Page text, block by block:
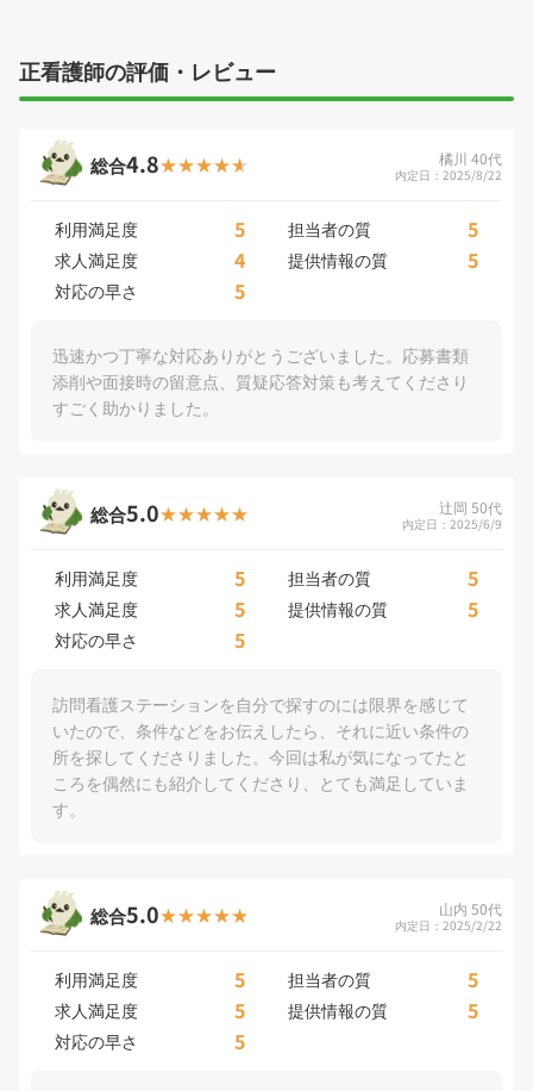
正看護師の評価・レビュー
総合4.8 橘川 40代
内定日：2025/8/22
利用満足度 5 担当者の質 5
求人満足度 4 提供情報の質 5
対応の早さ 5
迅速かつ丁寧な対応ありがとうございました。応募書類
添削や面接時の留意点、質疑応答対策も考えてくださり
すごく助かりました。
総合5.0 辻岡 50代
内定日：2025/6/9
利用満足度 5 担当者の質 5
求人満足度 5 提供情報の質 5
対応の早さ 5
訪問看護ステーションを自分で探すのには限界を感じて
いたので、条件などをお伝えしたら、それに近い条件の
所を探してくださりました。今回は私が気になってたと
ころを偶然にも紹介してくださり、とても満足していま
す。
総合5.0 山内 50代
内定日：2025/2/22
利用満足度 5 担当者の質 5
求人満足度 5 提供情報の質 5
対応の早さ 5